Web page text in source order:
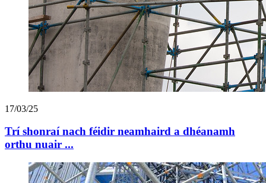
17/03/25
Trí shonraí nach féidir neamhaird a dhéanamh
orthu nuair ...